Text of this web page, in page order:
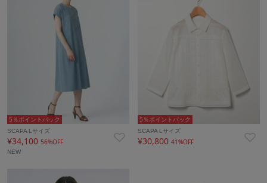
5％ポイントバック
SCAPA Lサイズ
¥34,100 56%OFF
NEW
5％ポイントバック
SCAPA Lサイズ
¥30,80041%OFF